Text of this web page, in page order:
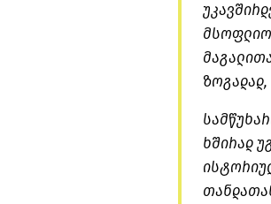
ზოგადად,
ხშირად